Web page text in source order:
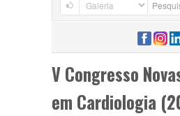
V Congresso
em Cardiologia